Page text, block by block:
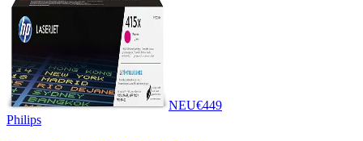
NEU€449
Philips